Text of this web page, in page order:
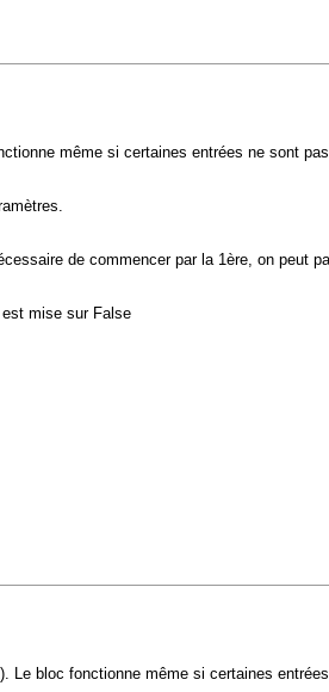
même si certaines entrées ne sont
de commencer par la 1ère, on peut
mise sur False
Le bloc fonctionne même si certaines